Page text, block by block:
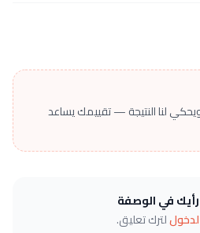
لنا النتيجة — تقييمك يساعد
في الوصفة
لترك تعليق.